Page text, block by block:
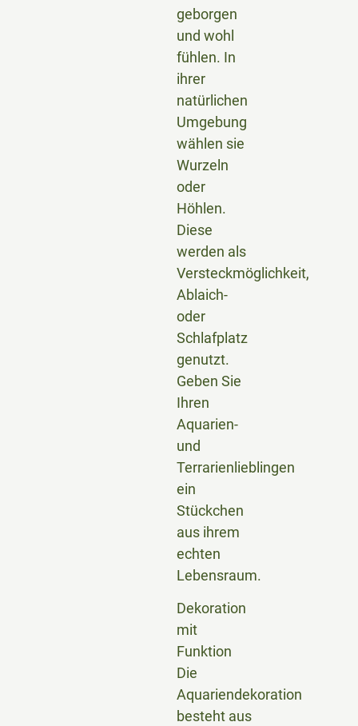
geborgen
und wohl
fühlen. In
ihrer
natürlichen
Umgebung
wählen sie
Wurzeln
oder
Höhlen.
Diese
werden als
Versteckmöglichkeit,
Ablaich-
oder
Schlafplatz
genutzt.
Geben Sie
Ihren
Aquarien-
und
Terrarienlieblingen
ein
Stückchen
aus ihrem
echten
Lebensraum.
Dekoration
mit
Funktion
Die
Aquariendekoration
besteht aus